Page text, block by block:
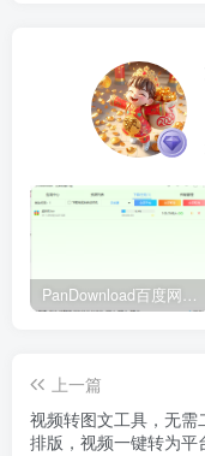
PanDownload百度网盘不限速V5稳定版
上一篇
视频转图文工具，无需
排版，视频一键转为平